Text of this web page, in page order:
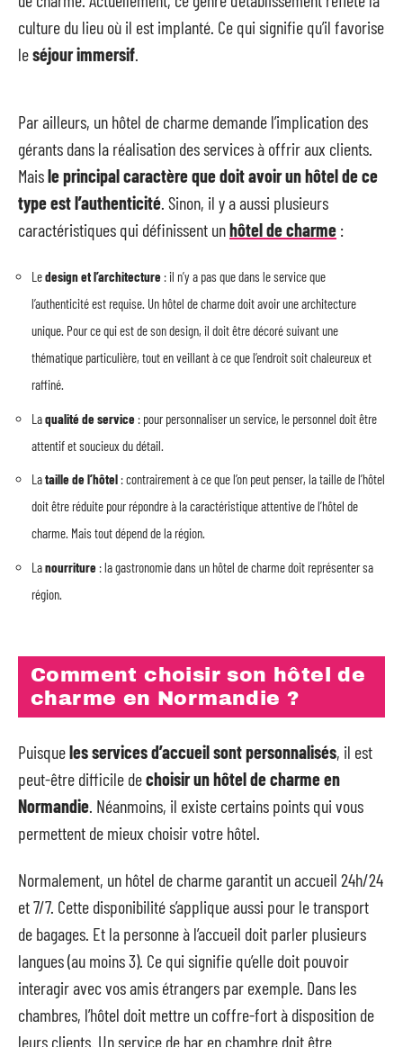
culture du lieu où il est implanté. Ce qui signifie qu’il favorise
leséjour immersif
Par ailleurs, un hôtel de charme demande l’implication des
gérants dans la réalisation des services à offrir aux clients.
Maisle principal caractère que doit avoir un hôtel de ce
type est l’authenticité . Sinon, il y a aussi plusieurs
caractéristiques qui définissent unhôtel de charme :
Ledesign et l’architecture : il n’y a pas que dans le service que
l’authenticité est requise. Un hôtel de charme doit avoir une architecture
unique. Pour ce qui est de son design, il doit être décoré suivant une
thématique particulière, tout en veillant à ce que l’endroit soit chaleureux et
raffiné.
Laqualité de service : pour personnaliser un service, le personnel doit être
attentif et soucieux du détail.
Lataille de l’hôtel : contrairement à ce que l’on peut penser, la taille de l’hôtel
doit être réduite pour répondre à la caractéristique attentive de l’hôtel de
charme. Mais tout dépend de la région.
Lanourriture : la gastronomie dans un hôtel de charme doit représenter sa
région.
Comment choisir son hôtel de
charme en Normandie ?
Puisqueles services d’accueil sont personnalisés, il est
peut-être difficile dechoisir un hôtel de charme en
Normandie . Néanmoins, il existe certains points qui vous
permettent de mieux choisir votre hôtel.
Normalement, un hôtel de charme garantit un accueil 24h/24
et 7/7. Cette disponibilité s’applique aussi pour le transport
de bagages. Et la personne à l’accueil doit parler plusieurs
langues (au moins 3). Ce qui signifie qu’elle doit pouvoir
interagir avec vos amis étrangers par exemple. Dans les
chambres, l’hôtel doit mettre un coffre-fort à disposition de
leurs clients. Un service de bar en chambre doit être